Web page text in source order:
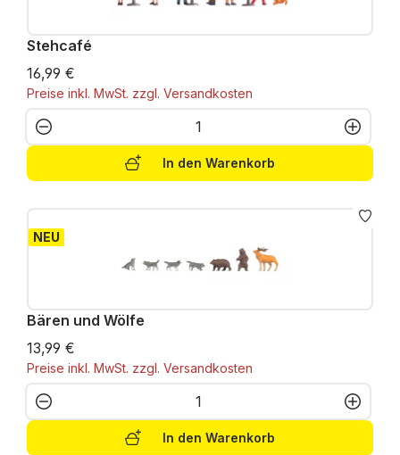
Stehcafé
16,99 €
Preise inkl. MwSt. zzgl. Versandkosten
Produkt Anzahl: Gib den
In den Warenkorb
NEU
Bären und Wölfe
13,99 €
Preise inkl. MwSt. zzgl. Versandkosten
Produkt Anzahl: Gib den
In den Warenkorb